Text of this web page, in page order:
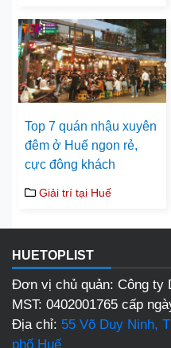
Top 7 quán nhậu xuyên
đêm ở Huế ngon rẻ,
cực đông khách
Giải trí tại Huế
HUETOPLIST
Đơn vị chủ quản: Công ty
MST: 0402001765 cấp
Địa chỉ: 55 Võ Duy Ninh,
phố Huế